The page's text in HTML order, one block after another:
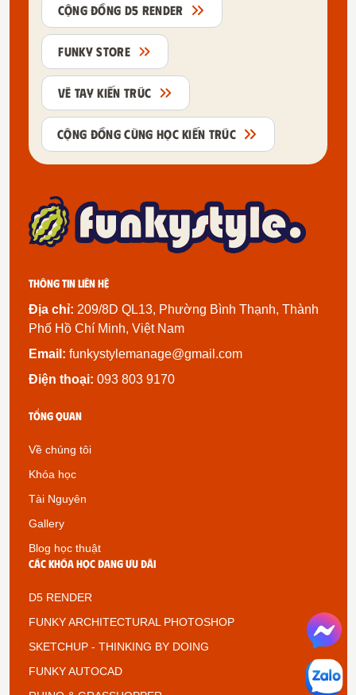
CỘNG ĐỒNG D5 RENDER
FUNKY STORE
VẼ TAY KIẾN TRÚC
CỘNG ĐỒNG CÙNG HỌC KIẾN TRÚC
Thông tin liên hệ
Địa chỉ: 209/8D QL13, Phường Bình Thạnh, Thành
Phố Hồ Chí Minh, Việt Nam
Email: funkystylemanage@gmail.com
Điện thoại: 093 803 9170
Tổng quan
Về chúng tôi
Khóa học
Tài Nguyên
Gallery
Blog học thuật
Các khóa học đang ưu đãi
D5 RENDER
FUNKY ARCHITECTURAL PHOTOSHOP
SKETCHUP - THINKING BY DOING
FUNKY AUTOCAD